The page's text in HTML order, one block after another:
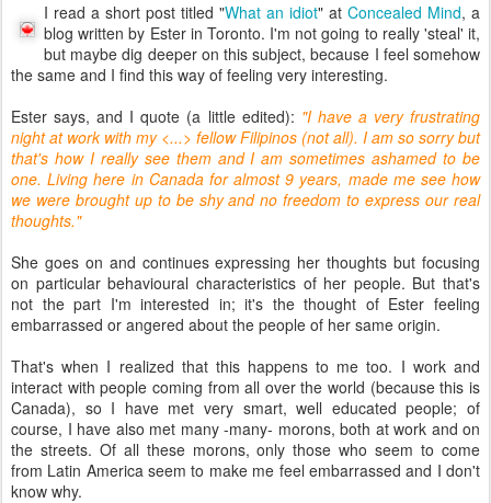
I read a short post titled "What an idiot" at Concealed Mind, a
blog written by Ester in Toronto. I'm not going to really 'steal' it,
but maybe dig deeper on this subject, because I feel somehow
the same and I find this way of feeling very interesting.
Ester says, and I quote (a little edited): "I have a very frustrating
night at work with my <...> fellow Filipinos (not all). I am so sorry but
that's how I really see them and I am sometimes ashamed to be
one. Living here in Canada for almost 9 years, made me see how
we were brought up to be shy and no freedom to express our real
thoughts."
She goes on and continues expressing her thoughts but focusing
on particular behavioural characteristics of her people. But that's
not the part I'm interested in; it's the thought of Ester feeling
embarrassed or angered about the people of her same origin.
That's when I realized that this happens to me too. I work and
interact with people coming from all over the world (because this is
Canada), so I have met very smart, well educated people; of
course, I have also met many -many- morons, both at work and on
the streets. Of all these morons, only those who seem to come
from Latin America seem to make me feel embarrassed and I don't
know why.